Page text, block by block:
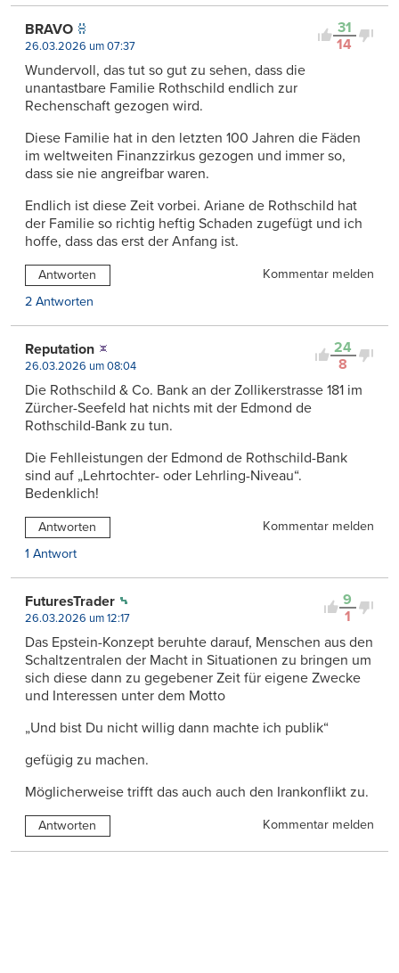
31
14
BRAVO
26.03.2026 um 07:37
Wundervoll, das tut so gut zu sehen, dass die
unantastbare Familie Rothschild endlich zur
Rechenschaft gezogen wird.
Diese Familie hat in den letzten 100 Jahren die Fäden
im weltweiten Finanzzirkus gezogen und immer so,
dass sie nie angreifbar waren.
Endlich ist diese Zeit vorbei. Ariane de Rothschild hat
der Familie so richtig heftig Schaden zugefügt und ich
hoffe, dass das erst der Anfang ist.
Antworten
Kommentar melden
2 Antworten
24
8
Reputation
26.03.2026 um 08:04
Die Rothschild & Co. Bank an der Zollikerstrasse 181 im
Zürcher-Seefeld hat nichts mit der Edmond de
Rothschild-Bank zu tun.
Die Fehlleistungen der Edmond de Rothschild-Bank
sind auf „Lehrtochter- oder Lehrling-Niveau“.
Bedenklich!
Antworten
Kommentar melden
1 Antwort
9
1
FuturesTrader
26.03.2026 um 12:17
Das Epstein-Konzept beruhte darauf, Menschen aus den
Schaltzentralen der Macht in Situationen zu bringen um
sich diese dann zu gegebener Zeit für eigene Zwecke
und Interessen unter dem Motto
„Und bist Du nicht willig dann machte ich publik“
gefügig zu machen.
Möglicherweise trifft das auch auch den Irankonflikt zu.
Antworten Kommentar melden